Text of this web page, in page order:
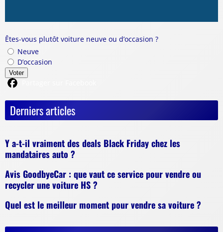
Êtes-vous plutôt voiture neuve ou d’occasion ?
Neuve
D’occasion
Voter
Derniers articles
Y a-t-il vraiment des deals Black Friday chez les
mandataires auto ?
Avis GoodbyeCar : que vaut ce service pour vendre ou
recycler une voiture HS ?
Quel est le meilleur moment pour vendre sa voiture ?